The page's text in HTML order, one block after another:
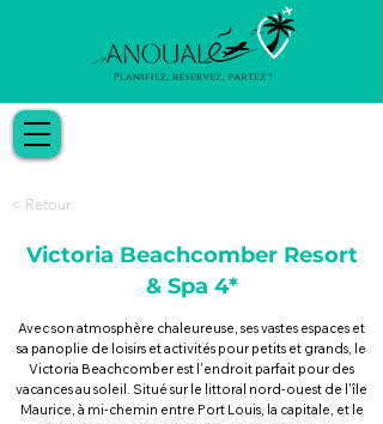
< Retour
Victoria Beachcomber Resort
& Spa 4*
Avec son atmosphère chaleureuse, ses vastes espaces et
sa panoplie de loisirs et activités pour petits et grands, le
Victoria Beachcomber est l'endroit parfait pour des
vacances au soleil. Situé sur le littoral nord-ouest de l'île
Maurice, à mi-chemin entre Port Louis, la capitale, et le